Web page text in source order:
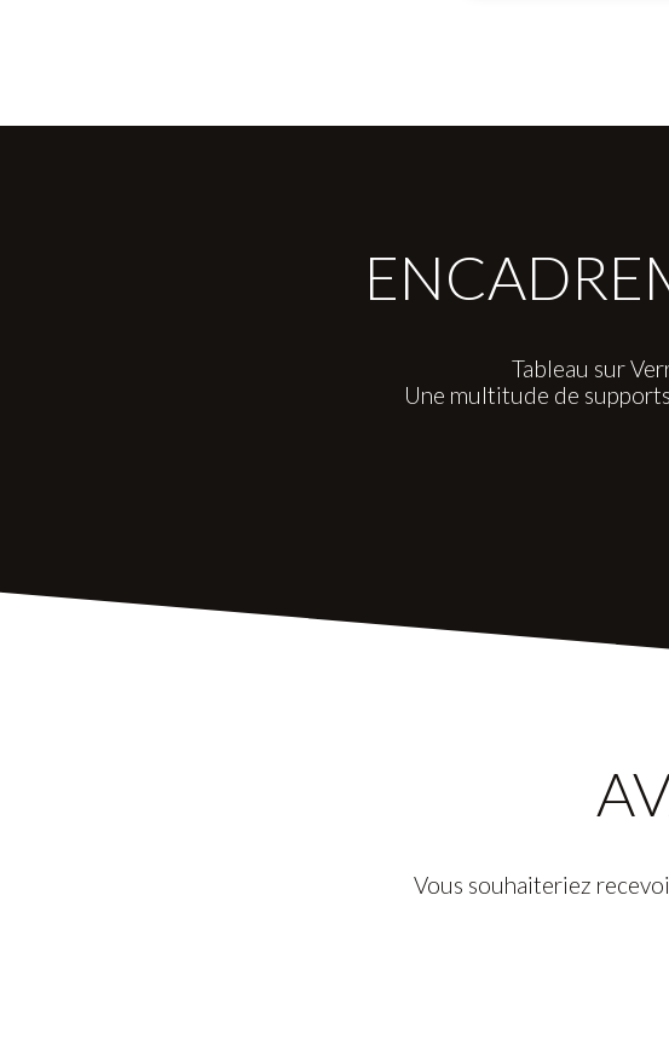
Tableau sur
Une multitude de
Vous souhaiteriez